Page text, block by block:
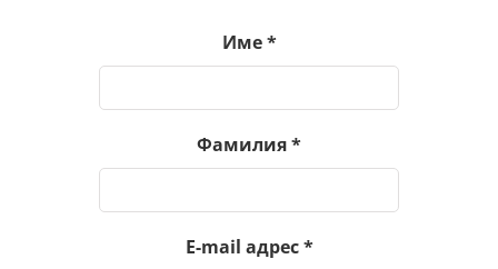
Име*
Фамилия*
E-mail адрес*